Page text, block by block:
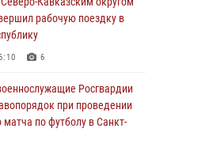
на тактическом турнире
в Уральском округе
турнирами, мастер-
забегами
рабочую поездку в
6
Росгвардии
при проведении
матча по футболу в Санкт-